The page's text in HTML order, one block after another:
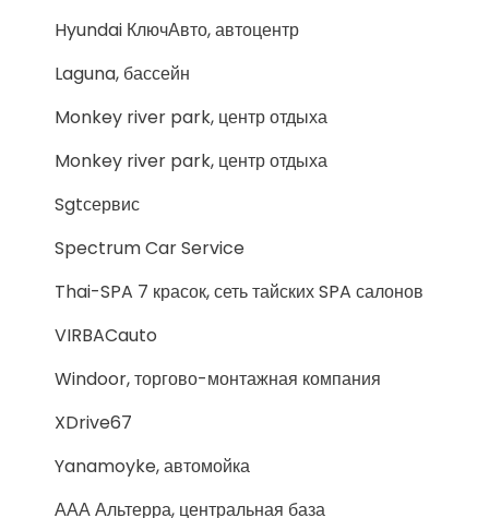
Hyundai КлючАвто, автоцентр
Laguna, бассейн
Monkey river park, центр отдыха
Monkey river park, центр отдыха
Sgtсервис
Spectrum Car Service
Thai-SPA 7 красок, сеть тайских SPA салонов
VIRBACauto
Windoor, торгово-монтажная компания
XDrive67
Yanamoyke, автомойка
ААА Альтерра, центральная база